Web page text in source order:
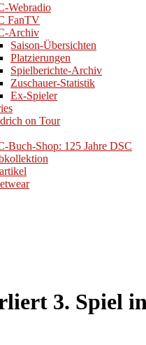
Webradio
FanTV
Archiv
Saison-Übersichten
Platzierungen
Spielberichte-Archiv
Zuschauer-Statistik
Ex-Spieler
on Tour
Buch-Shop: 125 Jahre DSC
3. Spiel in